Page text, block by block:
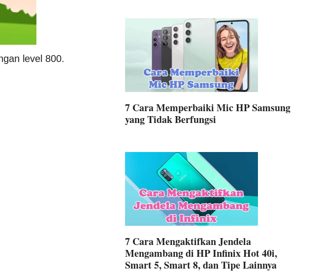
level 800.
7 Cara Memperbaiki Mic HP Samsung
yang Tidak Berfungsi
7 Cara Mengaktifkan Jendela
Mengambang di HP Infinix Hot 40i,
Smart 5, Smart 8, dan Tipe Lainnya